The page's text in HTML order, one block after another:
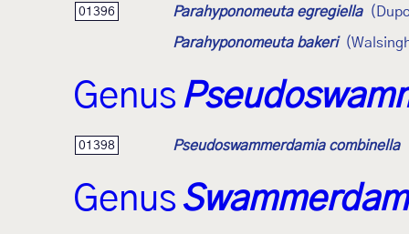
01396 Parahyponomeuta egregiella
Parahyponomeuta bakeri
Genus
01398 Pseudoswammerdamia combinella
Genus